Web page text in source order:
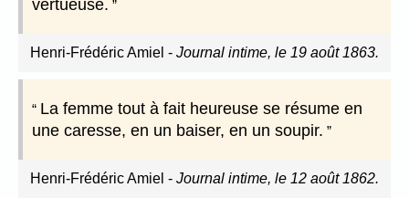
vertueuse.
Henri-Frédéric Amiel - Journal intime, le 19 août 1863.
La femme tout à fait heureuse se résume en
une caresse, en un baiser, en un soupir.
Henri-Frédéric Amiel - Journal intime, le 12 août 1862.